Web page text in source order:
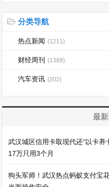
分类导航
热点新闻 (1211)
财经周刊 (1389)
汽车资讯 (202)
最
武汉城区信用卡取现代还“以卡
17万只用3个月
狗头军师！武汉热点蚂蚁支付宝